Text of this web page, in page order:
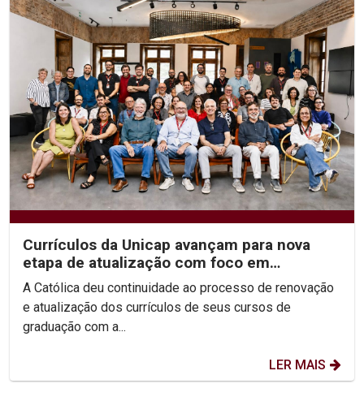
Currículos da Unicap avançam para nova
etapa de atualização com foco em
competências e habilidades
A Católica deu continuidade ao processo de renovação
e atualização dos currículos de seus cursos de
graduação com a...
LER MAIS